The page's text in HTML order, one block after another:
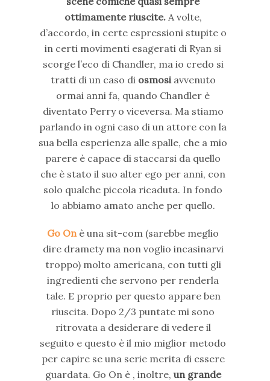
ottimamente riuscite.A volte,
d’accordo, in certe espressioni stupite o
in certi movimenti esagerati di Ryan si
scorge l’eco di Chandler, ma io credo si
tratti di un caso di osmosiavvenuto
ormai anni fa, quando Chandler è
diventato Perry o viceversa. Ma stiamo
parlando in ogni caso di un attore con la
sua bella esperienza alle spalle, che a mio
parere è capace di staccarsi da quello
che è stato il suo alter ego per anni, con
solo qualche piccola ricaduta. In fondo
lo abbiamo amato anche per quello.
Go On è una sit-com (sarebbe meglio
dire dramety ma non voglio incasinarvi
troppo) molto americana, con tutti gli
ingredienti che servono per renderla
tale. E proprio per questo appare ben
riuscita. Dopo 2/3 puntate mi sono
ritrovata a desiderare di vedere il
seguito e questo è il mio miglior metodo
per capire se una serie merita di essere
guardata. Go On è , inoltre, un grande